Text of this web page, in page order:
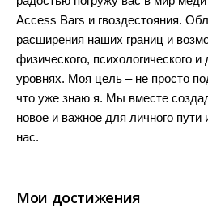
Access Bars и гвоздестояния.
расширения наших границ и
физического, психологического
уровнях. Моя цель – не просто
что уже знаю я. Мы вместе
новое и важное для личного пути
нас.
Мои достижения